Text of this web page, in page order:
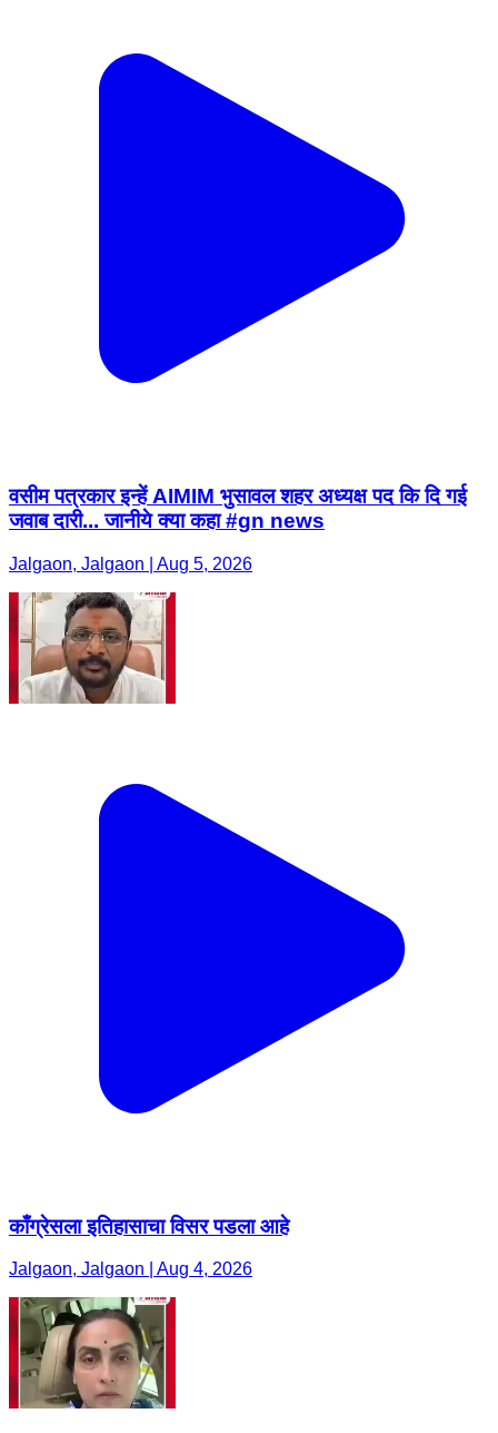
वसीम पत्रकार इन्हें AIMIM भुसावल शहर अध्यक्ष पद कि दि गई
जवाब दारी... जानीये क्या कहा #gn news
Jalgaon, Jalgaon | Aug 5, 2026
काँग्रेसला इतिहासाचा विसर पडला आहे
Jalgaon, Jalgaon | Aug 4, 2026